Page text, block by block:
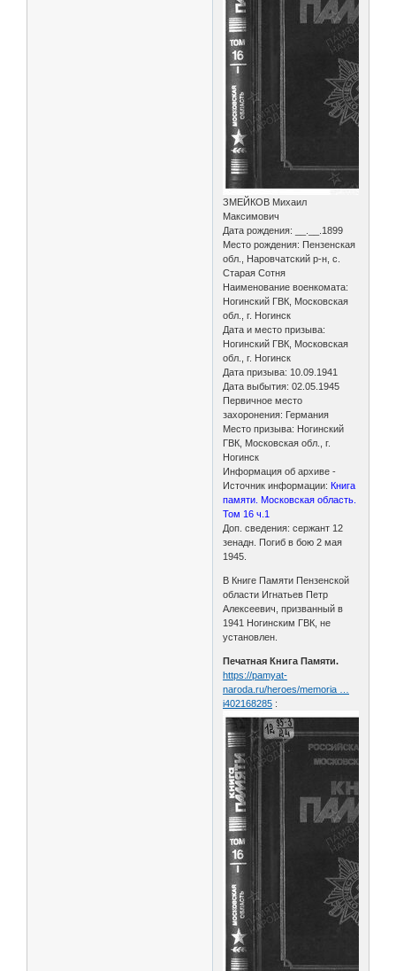
ЗМЕЙКОВ Михаил
Максимович
Дата рождения: __.__.1899
Место рождения: Пензенская
обл., Наровчатский р-н, с.
Старая Сотня
Наименование военкомата:
Ногинский ГВК, Московская
обл., г. Ногинск
Дата и место призыва:
Ногинский ГВК, Московская
обл., г. Ногинск
Дата призыва: 10.09.1941
Дата выбытия: 02.05.1945
Первичное место
захоронения: Германия
Место призыва: Ногинский
ГВК, Московская обл., г.
Ногинск
Информация об архиве -
Источник информации: Книга
памяти. Московская область.
Том 16 ч.1
Доп. сведения: сержант 12
зенадн. Погиб в бою 2 мая
1945.
В Книге Памяти Пензенской
области Игнатьев Петр
Алексеевич, призванный в
1941 Ногинским ГВК, не
установлен.
Печатная Книга Памяти.
https://pamyat-
naroda.ru/heroes/memoria …
i402168285 :